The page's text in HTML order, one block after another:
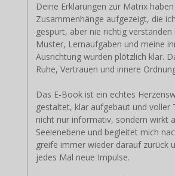
Deine Erklärungen zur Matrix
Zusammenhänge aufgezeigt, die
gespürt, aber nie richtig verstanden
Muster, Lernaufgaben und meine
Ausrichtung wurden plötzlich klar.
Ruhe, Vertrauen und innere
Das E-Book ist ein echtes
gestaltet, klar aufgebaut und voller
nicht nur informativ, sondern wirkt
Seelenebene und begleitet mich
greife immer wieder darauf zurück
jedes Mal neue Impulse.